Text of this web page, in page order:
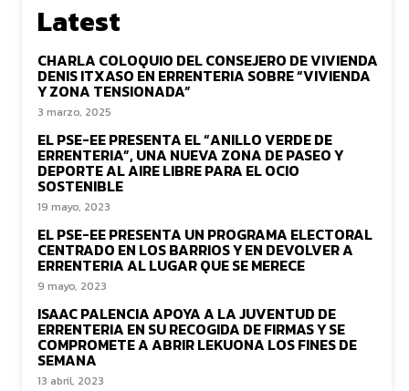
Latest
CHARLA COLOQUIO DEL CONSEJERO DE VIVIENDA
DENIS ITXASO EN ERRENTERIA SOBRE “VIVIENDA
Y ZONA TENSIONADA”
3 marzo, 2025
EL PSE-EE PRESENTA EL “ANILLO VERDE DE
ERRENTERIA”, UNA NUEVA ZONA DE PASEO Y
DEPORTE AL AIRE LIBRE PARA EL OCIO
SOSTENIBLE
19 mayo, 2023
EL PSE-EE PRESENTA UN PROGRAMA ELECTORAL
CENTRADO EN LOS BARRIOS Y EN DEVOLVER A
ERRENTERIA AL LUGAR QUE SE MERECE
9 mayo, 2023
ISAAC PALENCIA APOYA A LA JUVENTUD DE
ERRENTERIA EN SU RECOGIDA DE FIRMAS Y SE
COMPROMETE A ABRIR LEKUONA LOS FINES DE
SEMANA
13 abril, 2023